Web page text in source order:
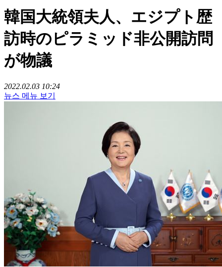
韓国大統領夫人、エジプト歴
訪時のピラミッド非公開訪問
が物議
2022.02.03 10:24
뉴스 메뉴 보기